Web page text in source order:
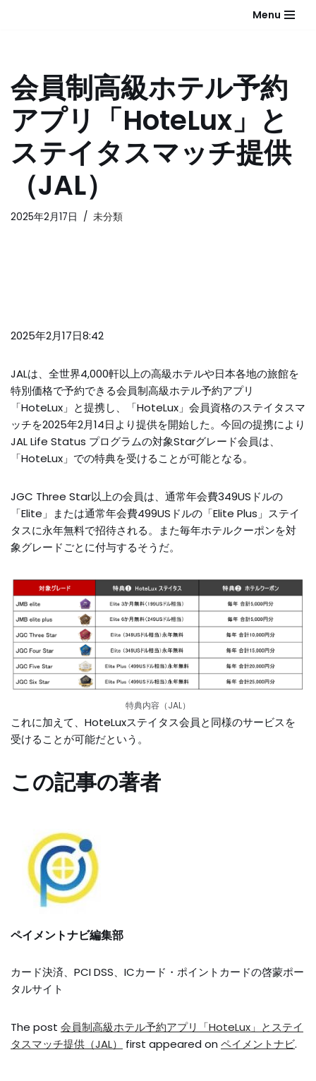
ン
ツ
へ
キ
Menu
会員制高級ホテル予約
アプリ「HoteLux」と
ステイタスマッチ提供
（JAL）
2025年2月17日 未分類
2025年2月17日8:42
JALは、全世界4,000軒以上の高級ホテルや日本各地の旅館を
特別価格で予約できる会員制高級ホテル予約アプリ
「HoteLux」と提携し、「HoteLux」会員資格のステイタスマ
ッチを2025年2月14日より提供を開始した。今回の提携により
JAL Life Status プログラムの対象Starグレード会員は、
「HoteLux」での特典を受けることが可能となる。
JGC Three Star以上の会員は、通常年会費349USドルの
「Elite」または通常年会費499USドルの「Elite Plus」ステイ
タスに永年無料で招待される。また毎年ホテルクーポンを対
象グレードごとに付与するそうだ。
特典内容（JAL）
これに加えて、HoteLuxステイタス会員と同様のサービスを
受けることが可能だという。
この記事の著者
ペイメントナビ編集部
カード決済、PCI DSS、ICカード・ポイントカードの啓蒙ポー
タルサイト
The post 会員制高級ホテル予約アプリ「HoteLux」とステイ
タスマッチ提供（JAL）
first appeared on ペイメントナビ.